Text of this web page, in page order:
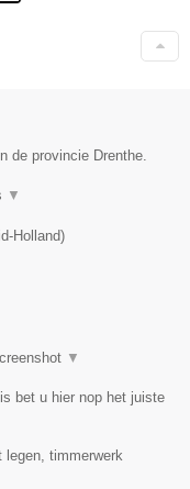
de provincie Drenthe.
▼
Holland)
▼
bet u hier nop het juiste
legen, timmerwerk